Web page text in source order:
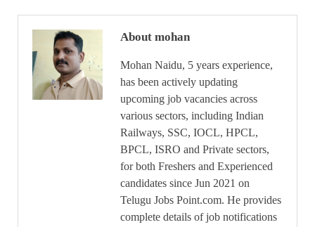
About mohan
Mohan Naidu, 5 years experience,
has been actively updating
upcoming job vacancies across
various sectors, including Indian
Railways, SSC, IOCL, HPCL,
BPCL, ISRO and Private sectors,
for both Freshers and Experienced
candidates since Jun 2021 on
Telugu Jobs Point.com. He provides
complete details of job notifications